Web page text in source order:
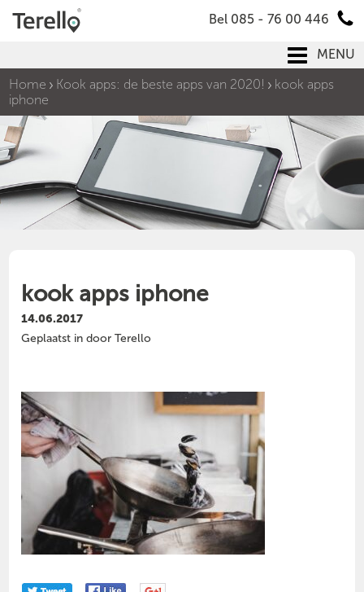
Bel 085 - 76 00 446
MENU
Home
Kook apps: de beste apps van 2020!
kook apps
iphone
kook apps iphone
14.06.2017
Geplaatst in door Terello